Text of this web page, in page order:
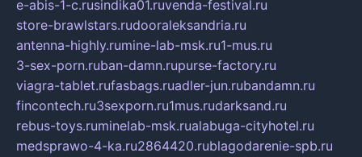
e-abis-1-c.rusindika01.ruvenda-festival.ru
store-brawlstars.rudooraleksandria.ru
antenna-highly.rumine-lab-msk.ru1-mus.ru
3-sex-porn.ruban-damn.rupurse-factory.ru
viagra-tablet.rufasbags.ruadler-jun.rubandamn.ru
fincontech.ru3sexporn.ru1mus.rudarksand.ru
rebus-toys.ruminelab-msk.rualabuga-cityhotel.ru
medsprawo-4-ka.ru2864420.rublagodarenie-spb.ru